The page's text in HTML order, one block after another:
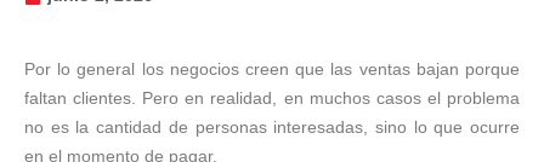
Por lo general los negocios creen que las ventas bajan porque
faltan clientes. Pero en realidad, en muchos casos el problema
no es la cantidad de personas interesadas, sino lo que ocurre
en el momento de pagar.